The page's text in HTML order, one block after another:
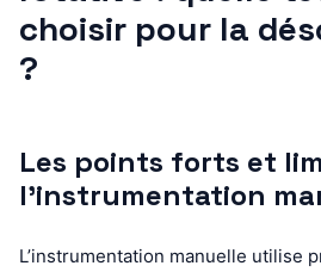
choisir pour la
?
Les points forts et
l’instrumentation
L’instrumentation manuelle utilise